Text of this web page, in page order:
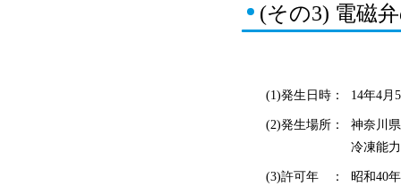
(その3) 電磁
(1)発生日時： 14年4
(2)発生場所：
神奈川
冷凍能
(3)許可年 ： 昭和40年